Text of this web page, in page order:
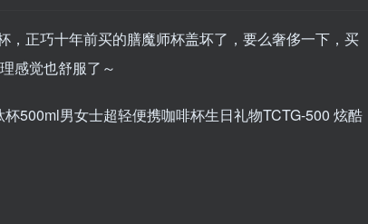
，正巧十年前买的膳魔师杯盖坏了，要么奢侈一下，买
感觉也舒服了～
500ml男女士超轻便携咖啡杯生日礼物TCTG-500 炫酷